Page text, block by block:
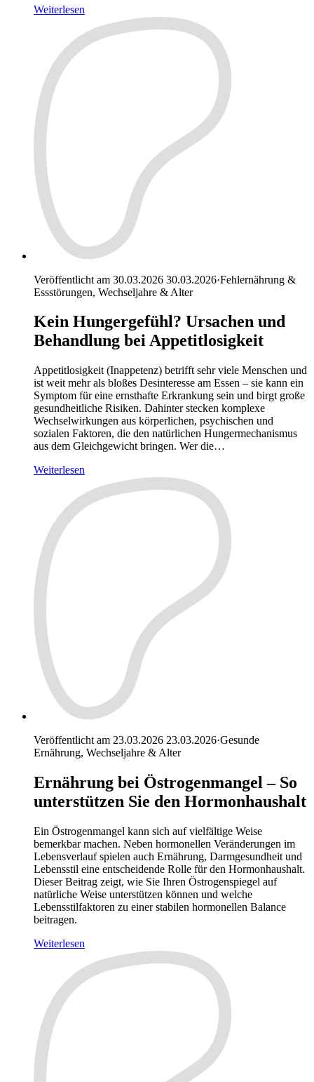
Weiterlesen
Veröffentlicht am 30.03.2026 30.03.2026·Fehlernährung &
Essstörungen, Wechseljahre & Alter
Kein Hungergefühl? Ursachen und
Behandlung bei Appetitlosigkeit
Appetitlosigkeit (Inappetenz) betrifft sehr viele Menschen und
ist weit mehr als bloßes Desinteresse am Essen – sie kann ein
Symptom für eine ernsthafte Erkrankung sein und birgt große
gesundheitliche Risiken. Dahinter stecken komplexe
Wechselwirkungen aus körperlichen, psychischen und
sozialen Faktoren, die den natürlichen Hungermechanismus
aus dem Gleichgewicht bringen. Wer die…
Weiterlesen
Veröffentlicht am 23.03.2026 23.03.2026·Gesunde
Ernährung, Wechseljahre & Alter
Ernährung bei Östrogenmangel – So
unterstützen Sie den Hormonhaushalt
Ein Östrogenmangel kann sich auf vielfältige Weise
bemerkbar machen. Neben hormonellen Veränderungen im
Lebensverlauf spielen auch Ernährung, Darmgesundheit und
Lebensstil eine entscheidende Rolle für den Hormonhaushalt.
Dieser Beitrag zeigt, wie Sie Ihren Östrogenspiegel auf
natürliche Weise unterstützen können und welche
Lebensstilfaktoren zu einer stabilen hormonellen Balance
beitragen.
Weiterlesen